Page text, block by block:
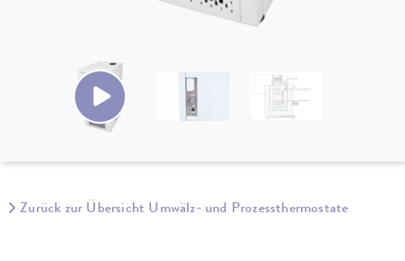
Zurück zur Übersicht Umwälz- und Prozessthermostate